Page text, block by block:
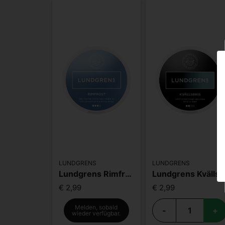
LUNDGRENS
Lundgrens Rimfrost
€ 2,99
Melden, sobald
wieder verfügbar.
LUNDGRENS
€ 2,99
- +